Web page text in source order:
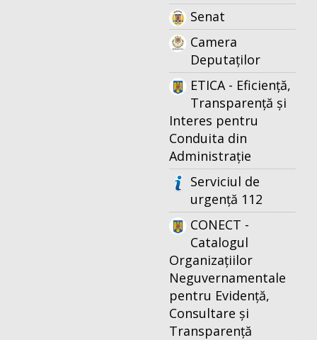
Senat
Camera
Deputaților
ETICA - Eficiență,
Transparență și
Interes pentru
Conduita din
Administrație
Serviciul de
urgență 112
CONECT -
Catalogul
Organizațiilor
Neguvernamentale
pentru Evidență,
Consultare și
Transparență